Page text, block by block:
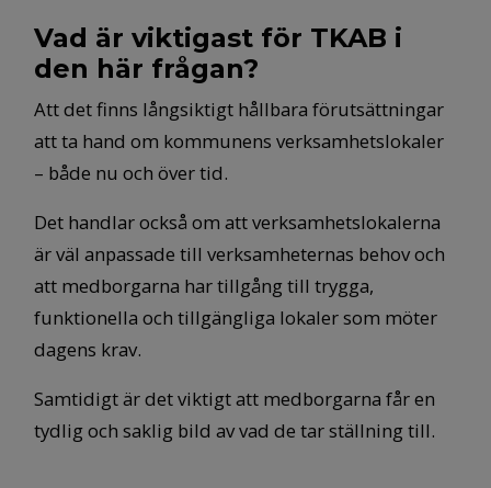
Vad är viktigast för TKAB i
den här frågan?
Att det finns långsiktigt hållbara förutsättningar
att ta hand om kommunens verksamhetslokaler
– både nu och över tid.
Det handlar också om att verksamhetslokalerna
är väl anpassade till verksamheternas behov och
att medborgarna har tillgång till trygga,
funktionella och tillgängliga lokaler som möter
dagens krav.
Samtidigt är det viktigt att medborgarna får en
tydlig och saklig bild av vad de tar ställning till.